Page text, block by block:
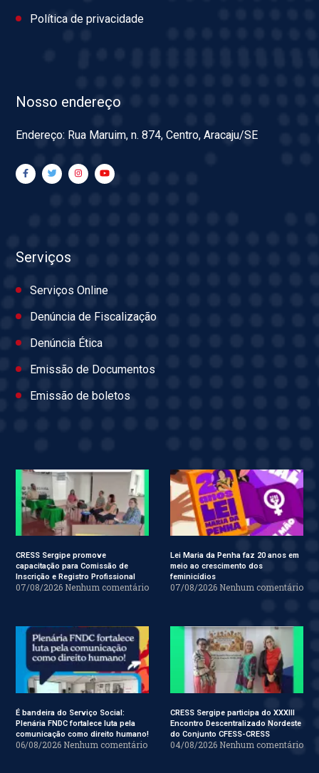
Política de privacidade
Nosso endereço
Endereço: Rua Maruim, n. 874, Centro, Aracaju/SE
Serviços
Serviços Online
Denúncia de Fiscalização
Denúncia Ética
Emissão de Documentos
Emissão de boletos
CRESS Sergipe promove
capacitação para Comissão de
Inscrição e Registro Profissional
07/08/2026 Nenhum comentário
Lei Maria da Penha faz 20 anos em
meio ao crescimento dos
feminicídios
07/08/2026 Nenhum comentário
É bandeira do Serviço Social:
Plenária FNDC fortalece luta pela
comunicação como direito humano!
06/08/2026 Nenhum comentário
CRESS Sergipe participa do XXXIII
Encontro Descentralizado Nordeste
do Conjunto CFESS-CRESS
04/08/2026 Nenhum comentário